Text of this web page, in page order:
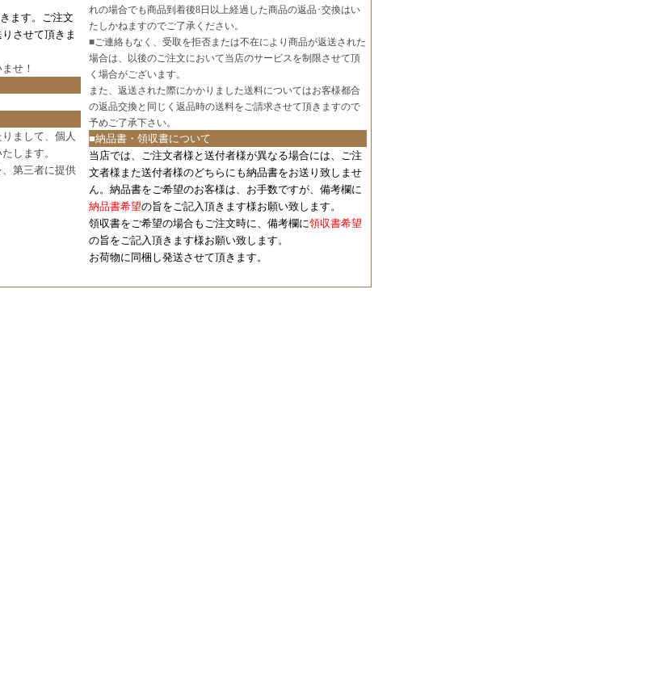
ます。ご注文
させて頂きま
せ！
まして、個人
します。
第三者に提供
れの場合でも商品到着後8日以上経過した商品の返品･交換はい
たしかねますのでご了承ください。
■ご連絡もなく、受取を拒否または不在により商品が返送された
場合は、以後のご注文において当店のサービスを制限させて頂
く場合がございます。
また、返送された際にかかりました送料についてはお客様都合
の返品交換と同じく返品時の送料をご請求させて頂きますので
予めご了承下さい。
■納品書・領収書について
当店では、ご注文者様と送付者様が異なる場合には、 ご注
文者様また送付者様のどちらにも納品書をお送り致しませ
ん。納品書をご希望のお客様は、お手数ですが、備考欄に
納品書希望の旨をご記入頂きます様お願い致します。
領収書をご希望の場合もご注文時に、備考欄に領収書希望
の旨をご記入頂きます様お願い致します。
お荷物に同梱し発送させて頂きます。